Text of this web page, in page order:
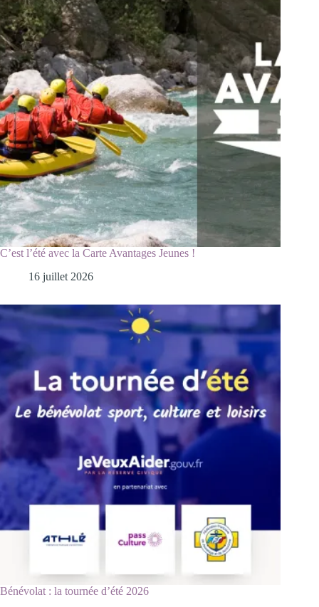
C’est l’été avec la Carte Avantages Jeunes !
16 juillet 2026
Bénévolat : la tournée d’été 2026